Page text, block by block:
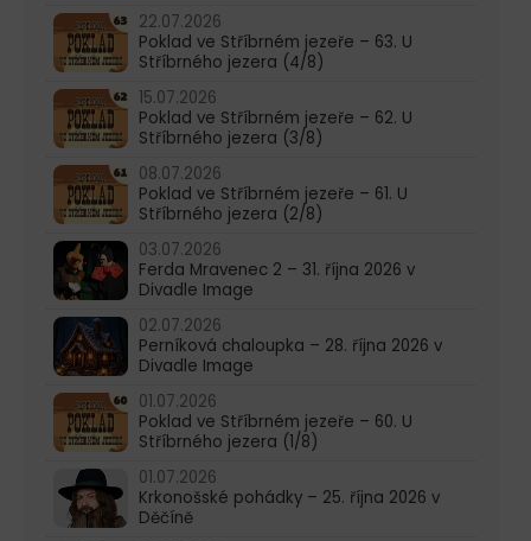
22.07.2026
Poklad ve Stříbrném jezeře – 63. U
Stříbrného jezera (4/8)
15.07.2026
Poklad ve Stříbrném jezeře – 62. U
Stříbrného jezera (3/8)
08.07.2026
Poklad ve Stříbrném jezeře – 61. U
Stříbrného jezera (2/8)
03.07.2026
Ferda Mravenec 2 – 31. října 2026 v
Divadle Image
02.07.2026
Perníková chaloupka – 28. října 2026 v
Divadle Image
01.07.2026
Poklad ve Stříbrném jezeře – 60. U
Stříbrného jezera (1/8)
01.07.2026
Krkonošské pohádky – 25. října 2026 v
Děčíně